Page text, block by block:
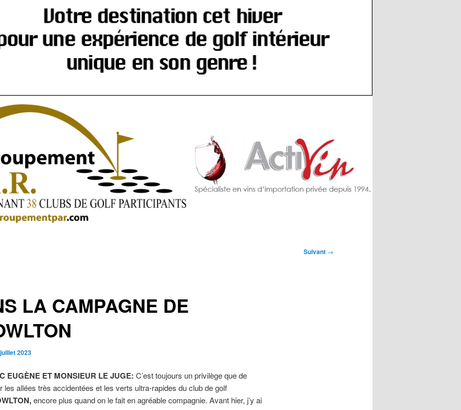
Suivant →
LA CAMPAGNE DE
2023
EUGÈNE ET MONSIEUR LE JUGE:C’est toujours un privilège que de
les allées très accidentées et les verts ultra-rapides du club de golf
encore plus quand on le fait en agréable compagnie. Avant hier, j’y ai